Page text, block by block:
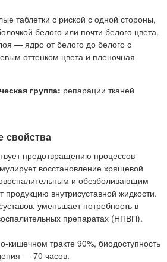
таблетки с риской с одной стороны,
белого или почти белого цвета.
— ядро от белого до белого с
оттенком цвета и пленочная
группа: репарации тканей
свойства
предотвращению процессов
восстановление хрящевой
и обезболивающим
продукцию внутрисуставной жидкости.
уменьшает потребность в
препаратах (НПВП).
кишечном тракте 90%, биодоступность
— 70 часов.